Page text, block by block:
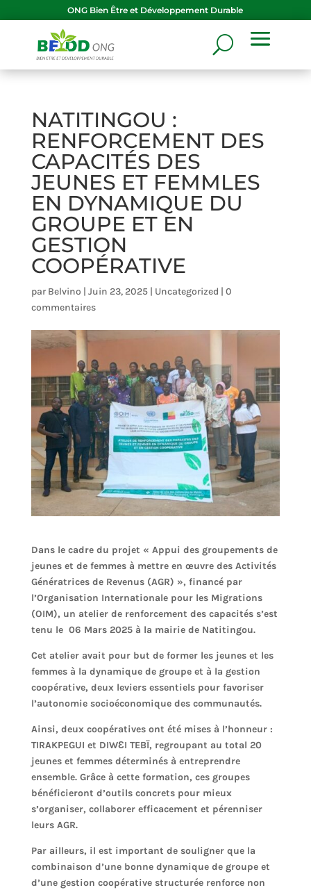
ONG Bien Être et Développement Durable
NATITINGOU :
RENFORCEMENT DES
CAPACITÉS DES
JEUNES ET FEMMLES
EN DYNAMIQUE DU
GROUPE ET EN
GESTION
COOPÉRATIVE
par Belvino | Juin 23, 2025| Uncategorized | 0
commentaires
Dans le cadre du projet « Appui des groupements de
jeunes et de femmes à mettre en œuvre des Activités
Génératrices de Revenus (AGR) », financé par
l’Organisation Internationale pour les Migrations
(OIM), un atelier de renforcement des capacités s’est
tenu le 06 Mars 2025 à la mairie de Natitingou.
Cet atelier avait pour but de former les jeunes et les
femmes à la dynamique de groupe et à la gestion
coopérative, deux leviers essentiels pour favoriser
l’autonomie socioéconomique des communautés.
Ainsi, deux coopératives ont été mises à l’honneur :
TIRAKPEGUI et DIWƐI TEBÏ, regroupant au total 20
jeunes et femmes déterminés à entreprendre
ensemble. Grâce à cette formation, ces groupes
bénéficieront d’outils concrets pour mieux
s’organiser, collaborer efficacement et pérenniser
leurs AGR.
Par ailleurs, il est important de souligner que la
combinaison d’une bonne dynamique de groupe et
d’une gestion coopérative structurée renforce non